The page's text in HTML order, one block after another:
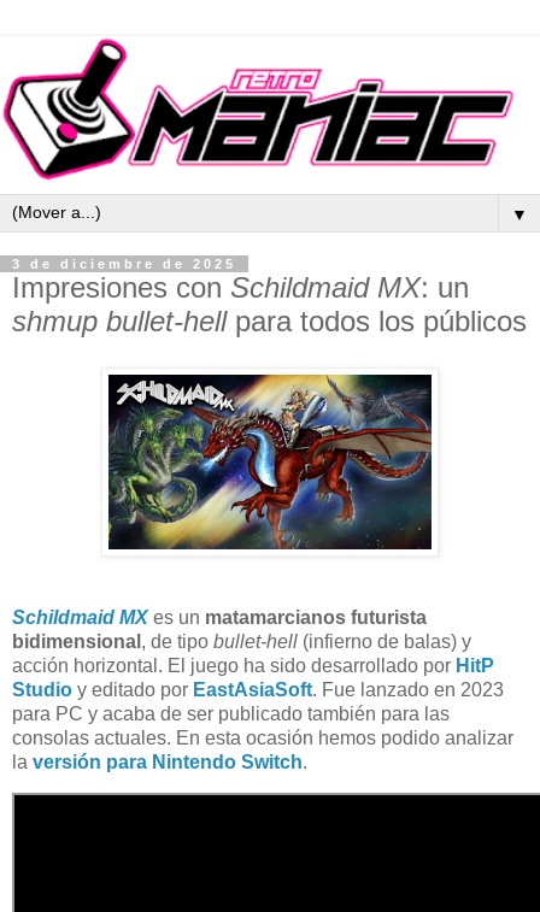
▼
3 de diciembre de 2025
Impresiones con Schildmaid MX: un
shmup bullet-hellpara todos los públicos
Schildmaid MXes un matamarcianos futurista
bidimensional , de tipo bullet-hell (infierno de balas) y
acción horizontal. El juego ha sido desarrollado por HitP
Studio y editado por EastAsiaSoft. Fue lanzado en 2023
para PC y acaba de ser publicado también para las
consolas actuales. En esta ocasión hemos podido analizar
la versión para Nintendo Switch.